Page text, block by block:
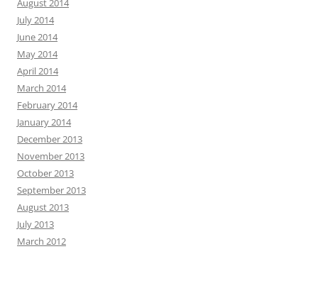
August 2014
July 2014
June 2014
May 2014
April 2014
March 2014
February 2014
January 2014
December 2013
November 2013
October 2013
September 2013
August 2013
July 2013
March 2012